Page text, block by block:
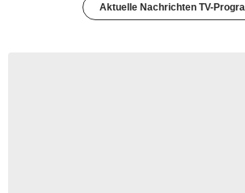
Aktuelle Nachrichten TV-